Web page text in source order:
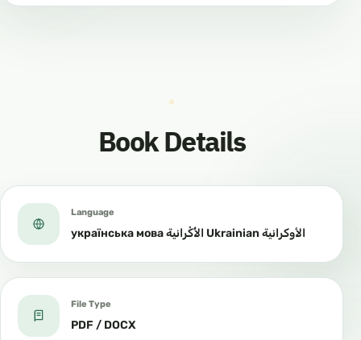
Book Details
Language
українська мова الأُكْرانية Ukrainian الأوكرانية
File Type
PDF / DOCX